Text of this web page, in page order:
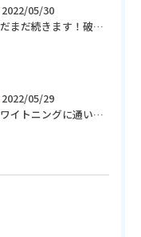
2022/05/30
まだまだ続きます！破格の初回980円！
2022/05/29
ホワイトニングに通い初めて、生活習慣までも変わる？！